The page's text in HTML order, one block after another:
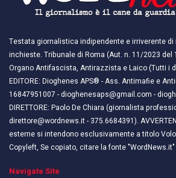
Testata giornalistica indipendente e irriverente
inchieste. Tribunale di Roma (Aut. n. 11/2023 del
Organo Antifascista, Antirazzista e Laico (Tutti i
EDITORE: Dioghenes APS® - Ass. Antimafie e
16847951007 - dioghenesaps@gmail.com -
DIRETTORE: Paolo De Chiara (giornalista
direttore@wordnews.it - ​​375.6684391).
esterne si intendono esclusivamente a titolo
Copyleft, Se copiato, citare la fonte "WordNews.it"
Navigate Site